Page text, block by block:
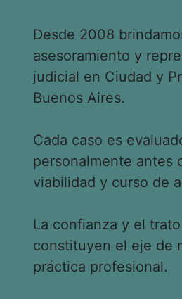
Desde 2008
asesoramiento y
judicial en Ciudad y
Buenos Aires.
Cada caso es
personalmente antes
viabilidad y curso de
La confianza y el
constituyen el eje de
práctica profesional.